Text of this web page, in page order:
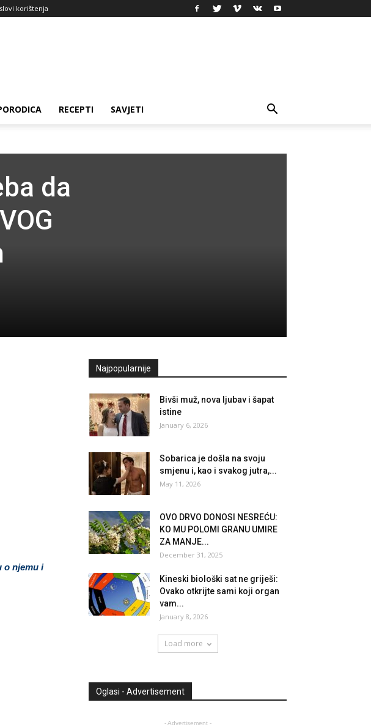
korištenja
RECEPTI SAVJETI
da
o njemu i
Najpopularnije
Bivši muž, nova ljubav i šapat
istine
January 6, 2026
Sobarica je došla na svoju
smjenu i, kao i svakog jutra,...
May 11, 2026
OVO DRVO DONOSI NESREĆU:
KO MU POLOMI GRANU UMIRE
ZA MANJE...
December 31, 2025
Kineski biološki sat ne griješi:
Ovako otkrijte sami koji organ
vam...
January 8, 2026
Load more
Oglasi - Advertisement
- Advertisement -